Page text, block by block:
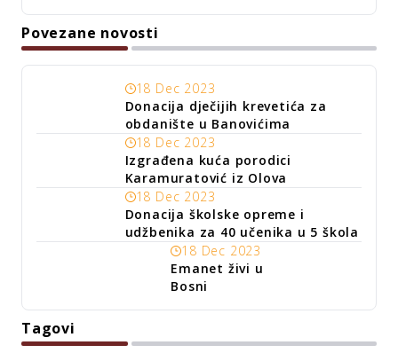
Povezane novosti
18 Dec 2023
Donacija dječijih krevetića za
obdanište u Banovićima
18 Dec 2023
Izgrađena kuća porodici
Karamuratović iz Olova
18 Dec 2023
Donacija školske opreme i
udžbenika za 40 učenika u 5 škola
18 Dec 2023
Emanet živi u
Bosni
Tagovi